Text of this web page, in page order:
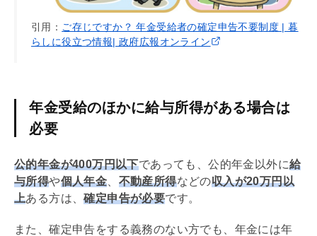
引用： ご存じですか？ 年金受給者の確定申告不要制度 | 暮
らしに役立つ情報| 政府広報オンライン
年金受給のほかに給与所得がある場合は
必要
公的年金が400万円以下であっても、公的年金以外に給
与所得や個人年金 不動産所得などの収入が20万円以
上ある方は、確定申告が必要です。
また、確定申告をする義務のない方でも、年金には年